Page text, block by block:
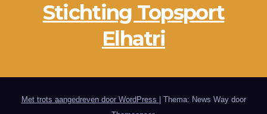
Stichting Topsport
Elhatri
Met trots aangedreven door WordPress
Thema: News Way door